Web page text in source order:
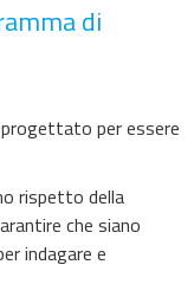
di
per essere
rispetto della
che siano
indagare e